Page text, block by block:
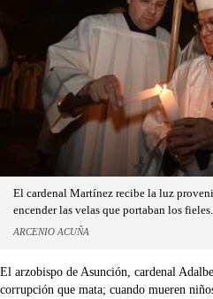
El cardenal Martínez recibe la luz
encender las velas que portaban los fieles.
ARCENIO ACUÑA
El arzobispo de Asunción, cardenal
corrupción que mata; cuando mueren